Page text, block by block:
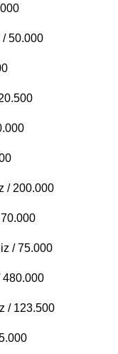
50.000
/ 200.000
/ 75.000
480.000
/ 123.500